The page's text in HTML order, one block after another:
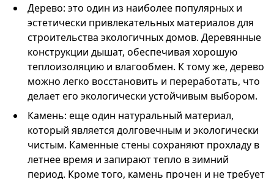
Дерево: это один из наиболее популярных и
эстетически привлекательных материалов для
строительства экологичных домов. Деревянные
конструкции дышат, обеспечивая хорошую
теплоизоляцию и влагообмен. К тому же, дерево
можно легко восстановить и переработать, что
делает его экологически устойчивым выбором.
Камень: еще один натуральный материал,
который является долговечным и экологически
чистым. Каменные стены сохраняют прохладу в
летнее время и запирают тепло в зимний
период. Кроме того, камень прочен и не требует